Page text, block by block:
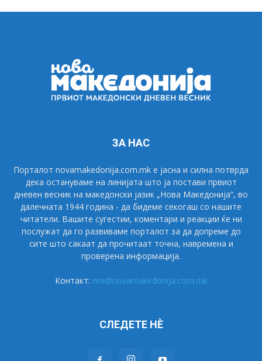
ЗА НАС
Порталот novamakedonija.com.mk е јасна и силна потврда
дека остануваме на линијата што ја постави првиот
дневен весник на македонски јазик „Нова Македонија“, во
далечната 1944 година - да бидеме секогаш со нашите
читатели. Вашите сугестии, коментари и реакции ќе ни
послужат да го развиваме порталот за да допреме до
сите што сакаат да прочитаат точна, навремена и
проверена информација.
Контакт: nm@novamakedonija.com.mk
СЛЕДЕТЕ НÈ